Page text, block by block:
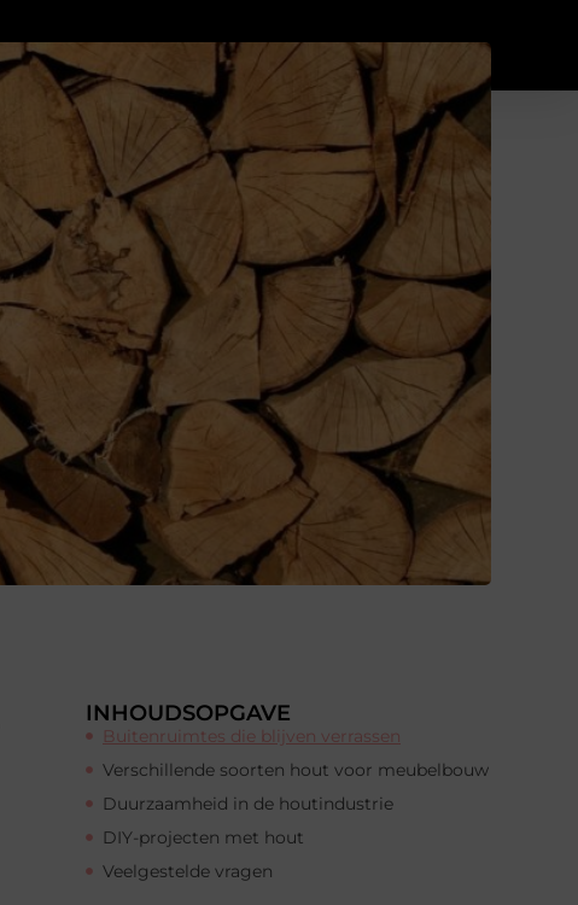
INHOUDSOPGAVE
Buitenruimtes die blijven verrassen
Verschillende soorten hout voor meubelbouw
Duurzaamheid in de houtindustrie
DIY-projecten met hout
Veelgestelde vragen